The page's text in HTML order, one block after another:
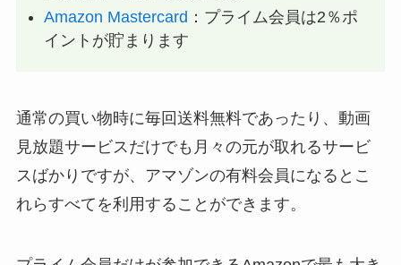
Amazon Mastercard ：プライム会員は2％ポ
イントが貯まります
通常の買い物時に毎回送料無料であったり、動画
見放題サービスだけでも月々の元が取れるサービ
スばかりですが、アマゾンの有料会員になるとこ
れらすべてを利用することができます。